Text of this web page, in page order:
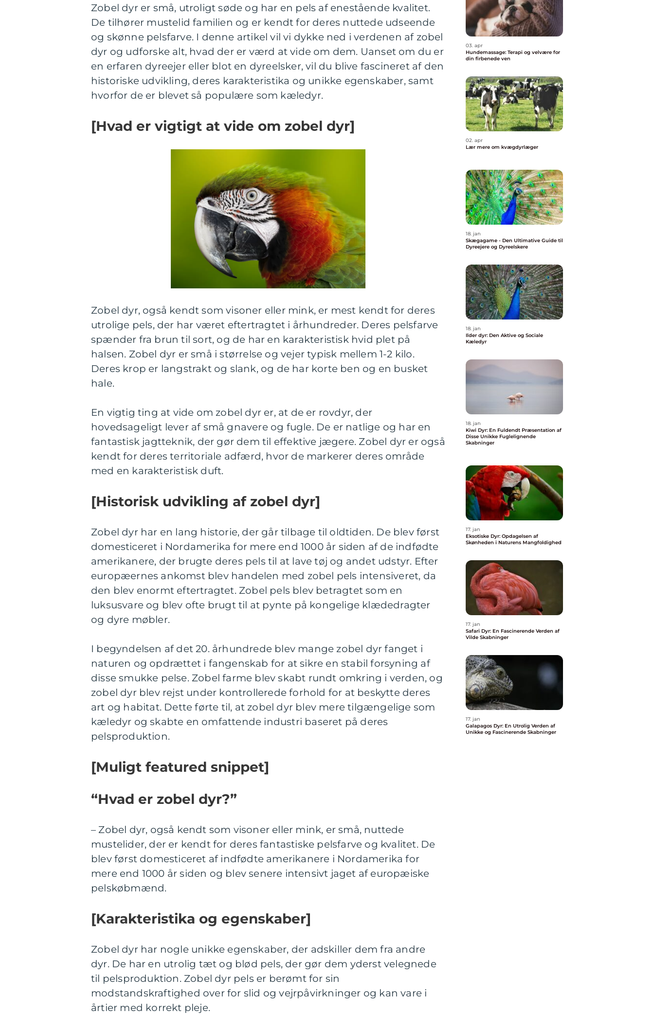
Zobel dyr er små, utroligt søde og har en pels af enestående kvalitet.
De tilhører mustelid familien og er kendt for deres nuttede udseende
og skønne pelsfarve. I denne artikel vil vi dykke ned i verdenen af zobel
dyr og udforske alt, hvad der er værd at vide om dem. Uanset om du er
en erfaren dyreejer eller blot en dyreelsker, vil du blive fascineret af den
historiske udvikling, deres karakteristika og unikke egenskaber, samt
hvorfor de er blevet så populære som kæledyr.
[Hvad er vigtigt at vide om zobel dyr]
Zobel dyr, også kendt som visoner eller mink, er mest kendt for deres
utrolige pels, der har været eftertragtet i århundreder. Deres pelsfarve
spænder fra brun til sort, og de har en karakteristisk hvid plet på
halsen. Zobel dyr er små i størrelse og vejer typisk mellem 1-2 kilo.
Deres krop er langstrakt og slank, og de har korte ben og en busket
hale.
En vigtig ting at vide om zobel dyr er, at de er rovdyr, der
hovedsageligt lever af små gnavere og fugle. De er natlige og har en
fantastisk jagtteknik, der gør dem til effektive jægere. Zobel dyr er også
kendt for deres territoriale adfærd, hvor de markerer deres område
med en karakteristisk duft.
[Historisk udvikling af zobel dyr]
Zobel dyr har en lang historie, der går tilbage til oldtiden. De blev først
domesticeret i Nordamerika for mere end 1000 år siden af de indfødte
amerikanere, der brugte deres pels til at lave tøj og andet udstyr. Efter
europæernes ankomst blev handelen med zobel pels intensiveret, da
den blev enormt eftertragtet. Zobel pels blev betragtet som en
luksusvare og blev ofte brugt til at pynte på kongelige klædedragter
og dyre møbler.
I begyndelsen af det 20. århundrede blev mange zobel dyr fanget i
naturen og opdrættet i fangenskab for at sikre en stabil forsyning af
disse smukke pelse. Zobel farme blev skabt rundt omkring i verden, og
zobel dyr blev rejst under kontrollerede forhold for at beskytte deres
art og habitat. Dette førte til, at zobel dyr blev mere tilgængelige som
kæledyr og skabte en omfattende industri baseret på deres
pelsproduktion.
[Muligt featured snippet]
“Hvad er zobel dyr?”
– Zobel dyr, også kendt som visoner eller mink, er små, nuttede
mustelider, der er kendt for deres fantastiske pelsfarve og kvalitet. De
blev først domesticeret af indfødte amerikanere i Nordamerika for
mere end 1000 år siden og blev senere intensivt jaget af europæiske
pelskøbmænd.
[Karakteristika og egenskaber]
Zobel dyr har nogle unikke egenskaber, der adskiller dem fra andre
dyr. De har en utrolig tæt og blød pels, der gør dem yderst velegnede
til pelsproduktion. Zobel dyr pels er berømt for sin
modstandskraftighed over for slid og vejrpåvirkninger og kan vare i
årtier med korrekt pleje.
03. apr
Hundemassage: Terapi og velvære for
din firbenede ven
02. apr
Lær mere om kvægdyrlæger
18. jan
Skægagame - Den Ultimative Guide til
Dyreejere og Dyreelskere
18. jan
Ilder dyr: Den Aktive og Sociale
Kæledyr
18. jan
Kiwi Dyr: En Fuldendt Præsentation af
Disse Unikke Fuglelignende
Skabninger
17. jan
Eksotiske Dyr: Opdagelsen af
Skønheden i Naturens Mangfoldighed
17. jan
Safari Dyr: En Fascinerende Verden af
Vilde Skabninger
17. jan
Galapagos Dyr: En Utrolig Verden af
Unikke og Fascinerende Skabninger